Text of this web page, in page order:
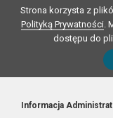
Strona korzysta z
Polityką Prywatności.
dostępu do
Informacja